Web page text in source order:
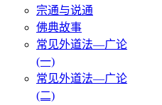
宗通与说通
佛典故事
常见外道法—广论
(一)
常见外道法—广论
(二)